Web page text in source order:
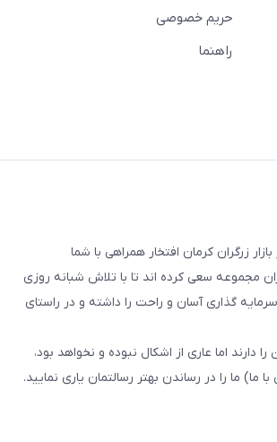
حریم خصوصی
راهنما
و فروش جواهرات در بازار زرگران کرمان افتخار همراهی با شما
مجموعه سعی کرده اند تا با تلاش شبانه روزی
گذاری آسان و راحت را داشته و در راستای
اما عاری از اشکال نبوده و نخواهد بود،
ما را در رساندن بهتر رسالتمان یاری نمایید.